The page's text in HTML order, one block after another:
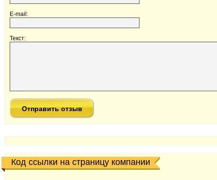
E-mail:
Текст:
Код ссылки на страницу компании